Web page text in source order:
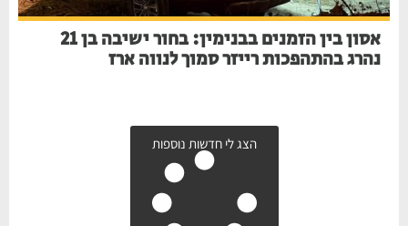
אסון בין הזמנים בבנימין: בחור ישיבה בן 21
נהרג בהתהפכות רייזר סמוך לנווה ארז
הצג לי חדשות נוספות